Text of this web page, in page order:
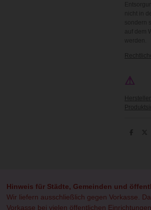
nicht in
sondern
auf dem
werden.
⚠
T
T
Hinweis für Städte, Gemeinden und
Wir liefern ausschließlich gegen Vorkasse.
Vorkasse bei vielen öffentlichen